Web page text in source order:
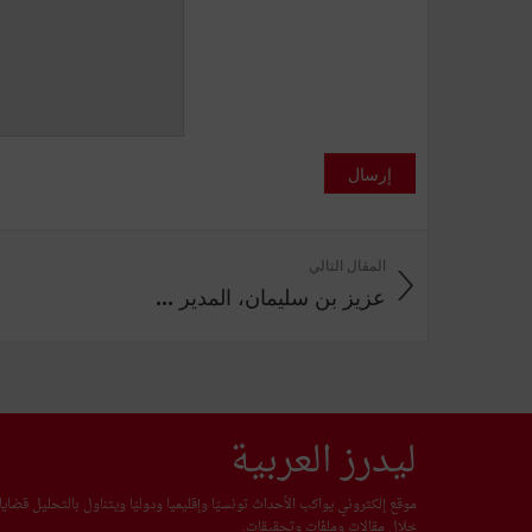
إرسال
المقال التالي
عزيز بن سليمان، المدير ...
ليدرز العربية
موقع إلكتروني يواكب الأحداث تونسيّا وإقليميا ودوليّا ويتناول بالتحليل